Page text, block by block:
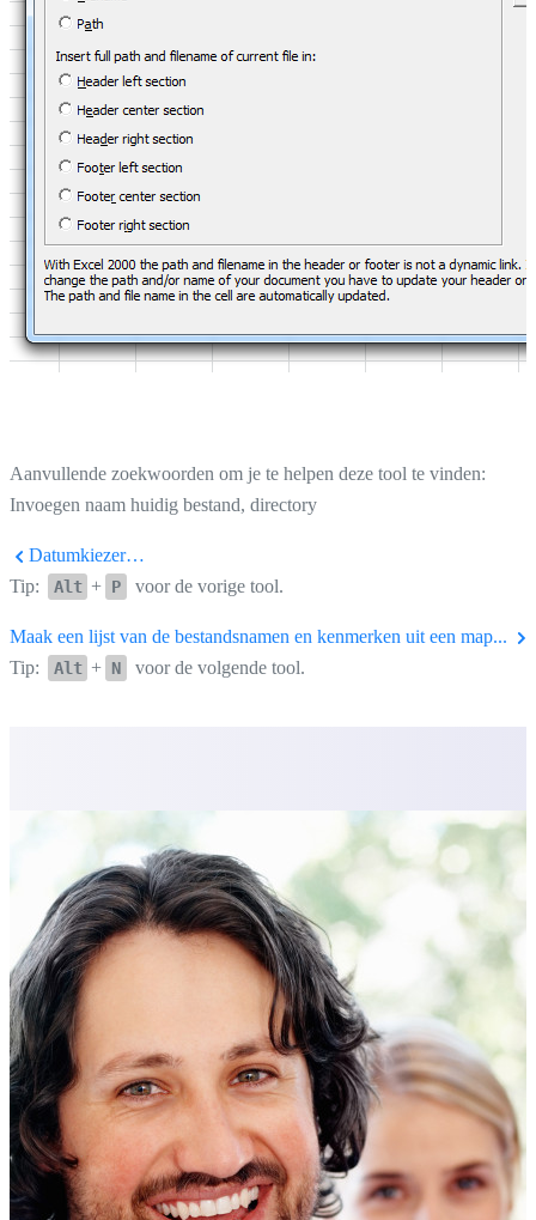
Aanvullende zoekwoorden om je te helpen deze tool te vinden:
Invoegen naam huidig bestand, directory
Datumkiezer…
Tip:
Alt + P voor de vorige tool.
Maak een lijst van de bestandsnamen en kenmerken uit een map...
Tip:
Alt + N voor de volgende tool.